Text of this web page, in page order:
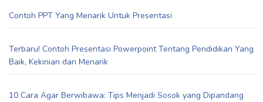
Contoh PPT Yang Menarik Untuk Presentasi
Terbaru! Contoh Presentasi Powerpoint Tentang Pendidikan Yang
Baik, Kekinian dan Menarik
10 Cara Agar Berwibawa: Tips Menjadi Sosok yang Dipandang